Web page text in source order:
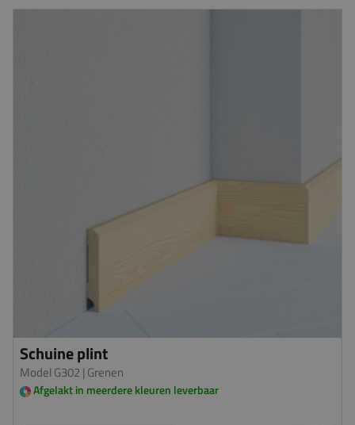
Schuine plint
Model G302| Grenen
Afgelakt in meerdere kleuren leverbaar